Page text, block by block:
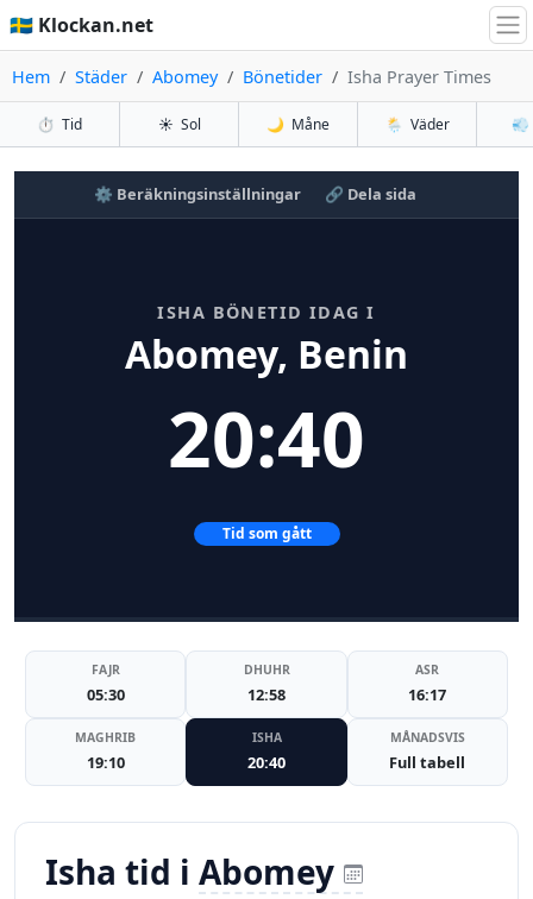
🇸🇪 Klockan.net
Hem Städer Abomey Bönetider Isha Prayer Times
⏱️ Tid ☀️ Sol 🌙 Måne 🌦️ Väder 💨
⚙️ Beräkningsinställningar 🔗 Dela sida
ISHA BÖNETID IDAG I
Abomey, Benin
20:40
Tid som gått
FAJR
05:30
DHUHR
12:58
ASR
16:17
MAGHRIB
19:10
ISHA
20:40
MÅNADSVIS
Full tabell
Isha tid i Abomey